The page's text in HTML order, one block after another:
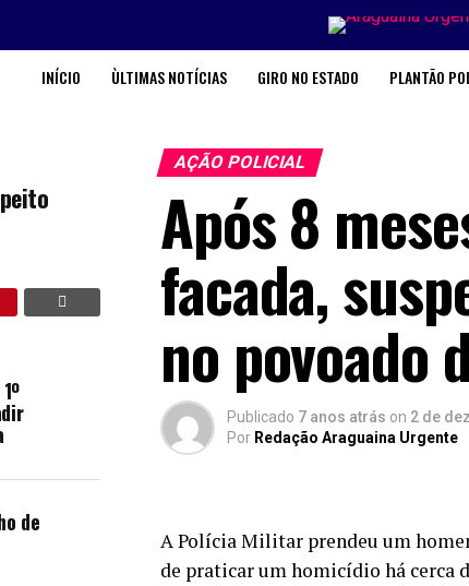
INÍCIO ÙLTIMAS NOTÍCIAS GIRO NO ESTADO PLANTÃO
de
AÇÃO POLICIAL
Após 8
facada,
no povoado
Publicado 7 anos atrás on 2 de
Por Redação Araguaina Urgente
A Polícia Militar prendeu um
de praticar um homicídio há cerca